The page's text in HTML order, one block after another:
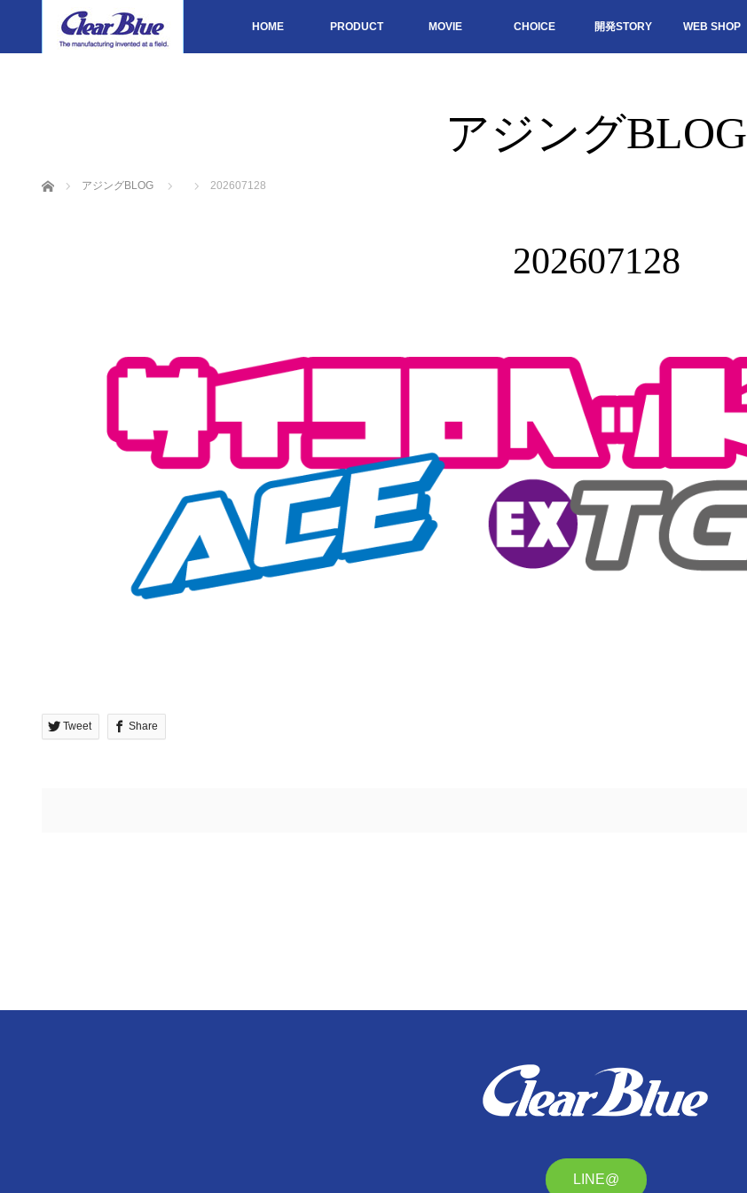
HOME PRODUCT MOVIE CHOICE 開発STORY WEB SHOP
アジングBLOG
ホーム アジングBLOG 202607128
202607128
Tweet Share
LINE@